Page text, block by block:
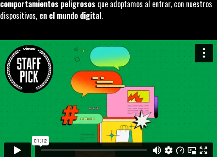
comportamientos peligrosos que adoptamos al entrar, con nuestros
dispositivos, en el mundo digital.